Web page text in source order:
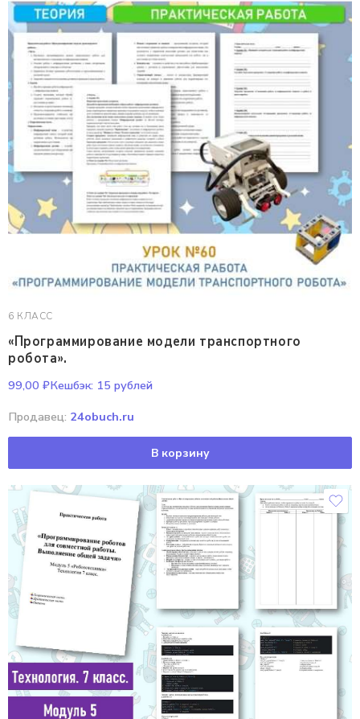
6 КЛАСС
«Программирование модели транспортного
робота».
99,00 ₽Кешбэк: 15 рублей
Продавец: 24obuch.ru
В корзину